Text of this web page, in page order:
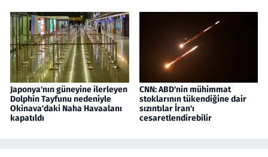
Japonya'nın güneyine ilerleyen
Dolphin Tayfunu nedeniyle
Okinava'daki Naha Havaalanı
kapatıldı
CNN: ABD'nin mühimmat
stoklarının tükendiğine dair
sızıntılar İran'ı
cesaretlendirebilir